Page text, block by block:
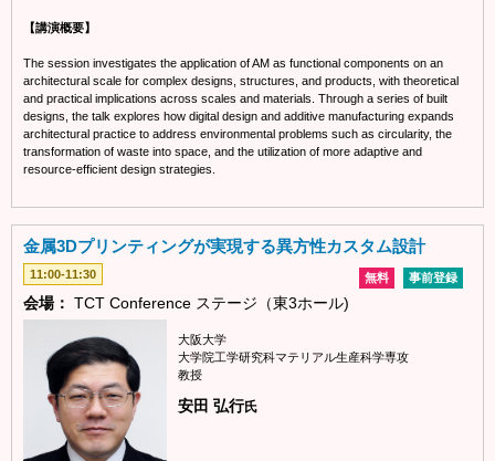
【講演概要】
The session investigates the application of AM as functional components on an
architectural scale for complex designs, structures, and products, with theoretical
and practical implications across scales and materials. Through a series of built
designs, the talk explores how digital design and additive manufacturing expands
architectural practice to address environmental problems such as circularity, the
transformation of waste into space, and the utilization of more adaptive and
resource-efficient design strategies.
金属3Dプリンティングが実現する異方性カスタム設計
11:00-11:30 事前登録
無料
会場： TCT Conference ステージ（東3ホール)
大阪大学
大学院工学研究科マテリアル生産科学専攻
教授
安田 弘行氏